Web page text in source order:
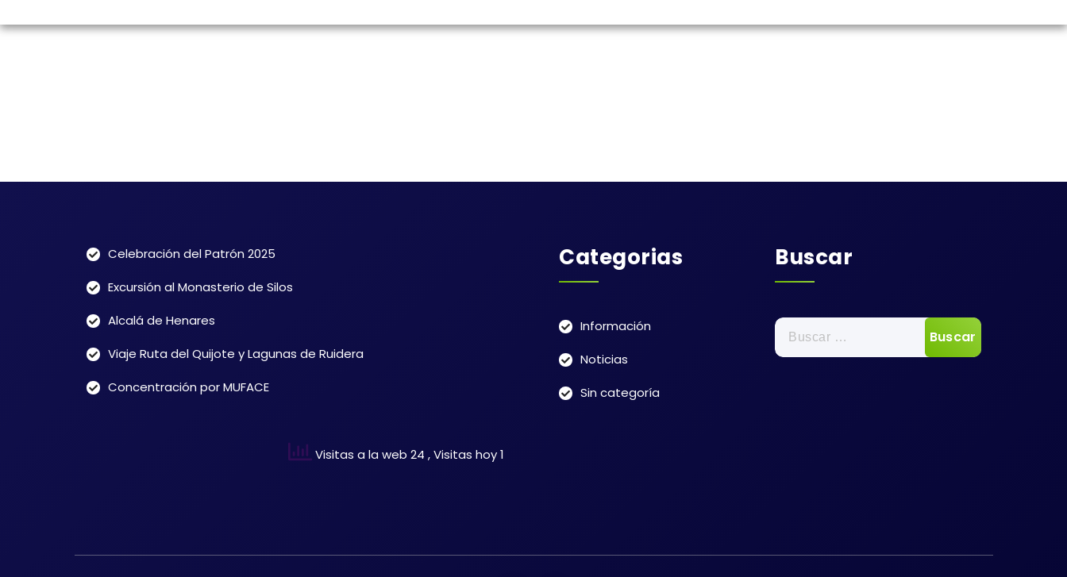
Celebración del Patrón 2025
Excursión al Monasterio de Silos
Alcalá de Henares
Viaje Ruta del Quijote y Lagunas de Ruidera
Concentración por MUFACE
Visitas a la web 24 , Visitas hoy 1
Categorias
Información
Noticias
Sin categoría
Buscar
Buscar: